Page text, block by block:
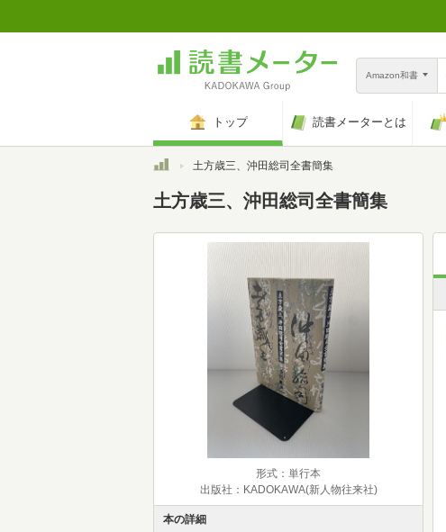
Amazon和書
トップ 読書メーターとは
トップ土方歳三、沖田総司全書簡集
土方歳三、沖田総司全書簡集
形式：単行本
出版社：KADOKAWA(新人物往来社)
本の詳細